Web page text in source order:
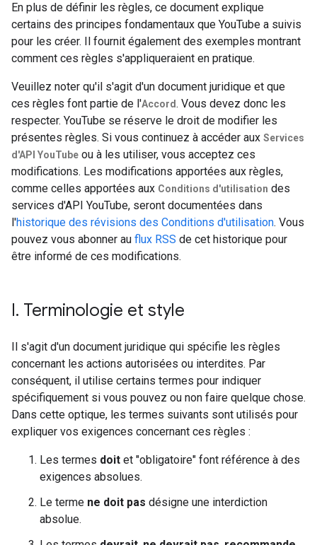
En plus de définir les règles, ce document explique
certains des principes fondamentaux que YouTube a suivis
pour les créer. Il fournit également des exemples montrant
comment ces règles s'appliqueraient en pratique.
Veuillez noter qu'il s'agit d'un document juridique et que
ces règles font partie de l'Accord. Vous devez donc les
respecter. YouTube se réserve le droit de modifier les
présentes règles. Si vous continuez à accéder aux Services
d'API YouTube ou à les utiliser, vous acceptez ces
modifications. Les modifications apportées aux règles,
comme celles apportées aux Conditions d'utilisation des
services d'API YouTube, seront documentées dans
l'historique des révisions des Conditions d'utilisation. Vous
pouvez vous abonner au flux RSS de cet historique pour
être informé de ces modifications.
I. Terminologie et style
Il s'agit d'un document juridique qui spécifie les règles
concernant les actions autorisées ou interdites. Par
conséquent, il utilise certains termes pour indiquer
spécifiquement si vous pouvez ou non faire quelque chose.
Dans cette optique, les termes suivants sont utilisés pour
expliquer vos exigences concernant ces règles :
Les termes doit et "obligatoire" font référence à des
exigences absolues.
Le terme ne doit pas désigne une interdiction
absolue.